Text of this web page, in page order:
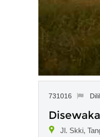
731016
Jl. Skki,